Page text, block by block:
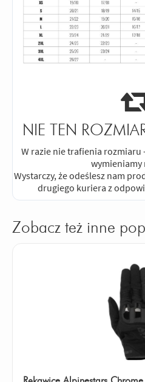
NIE TEN
W razie nie trafienia
wymieniamy
Wystarczy, że odeślesz nam
drugiego kuriera z
Zobacz też inne